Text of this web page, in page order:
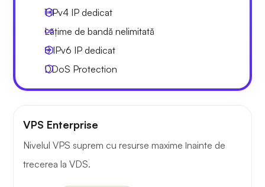
1 IPv4 IP dedicat
Lățime de bandă nelimitată
8 IPv6 IP dedicat
DDoS Protection
VPS Enterprise
Nivelul VPS suprem cu resurse maxime înainte de
trecerea la VDS.